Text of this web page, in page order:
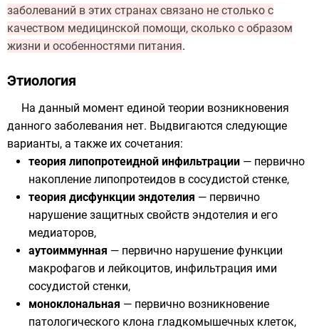
заболеваний в этих странах связано не столько с
качеством медицинской помощи, сколько с образом
жизни и особенностями питания.
Этиология
На данный момент единой теории возникновения
данного заболевания нет. Выдвигаются следующие
варианты, а также их сочетания:
теория липопротеидной инфильтрации — первично
накопление липопротеидов в сосудистой стенке,
теория дисфункции эндотелия — первично
нарушение защитных свойств эндотелия и его
медиаторов,
аутоиммунная — первично нарушение функции
макрофагов и лейкоцитов, инфильтрация ими
сосудистой стенки,
моноклональная — первично возникновение
патологического клона гладкомышечных клеток,